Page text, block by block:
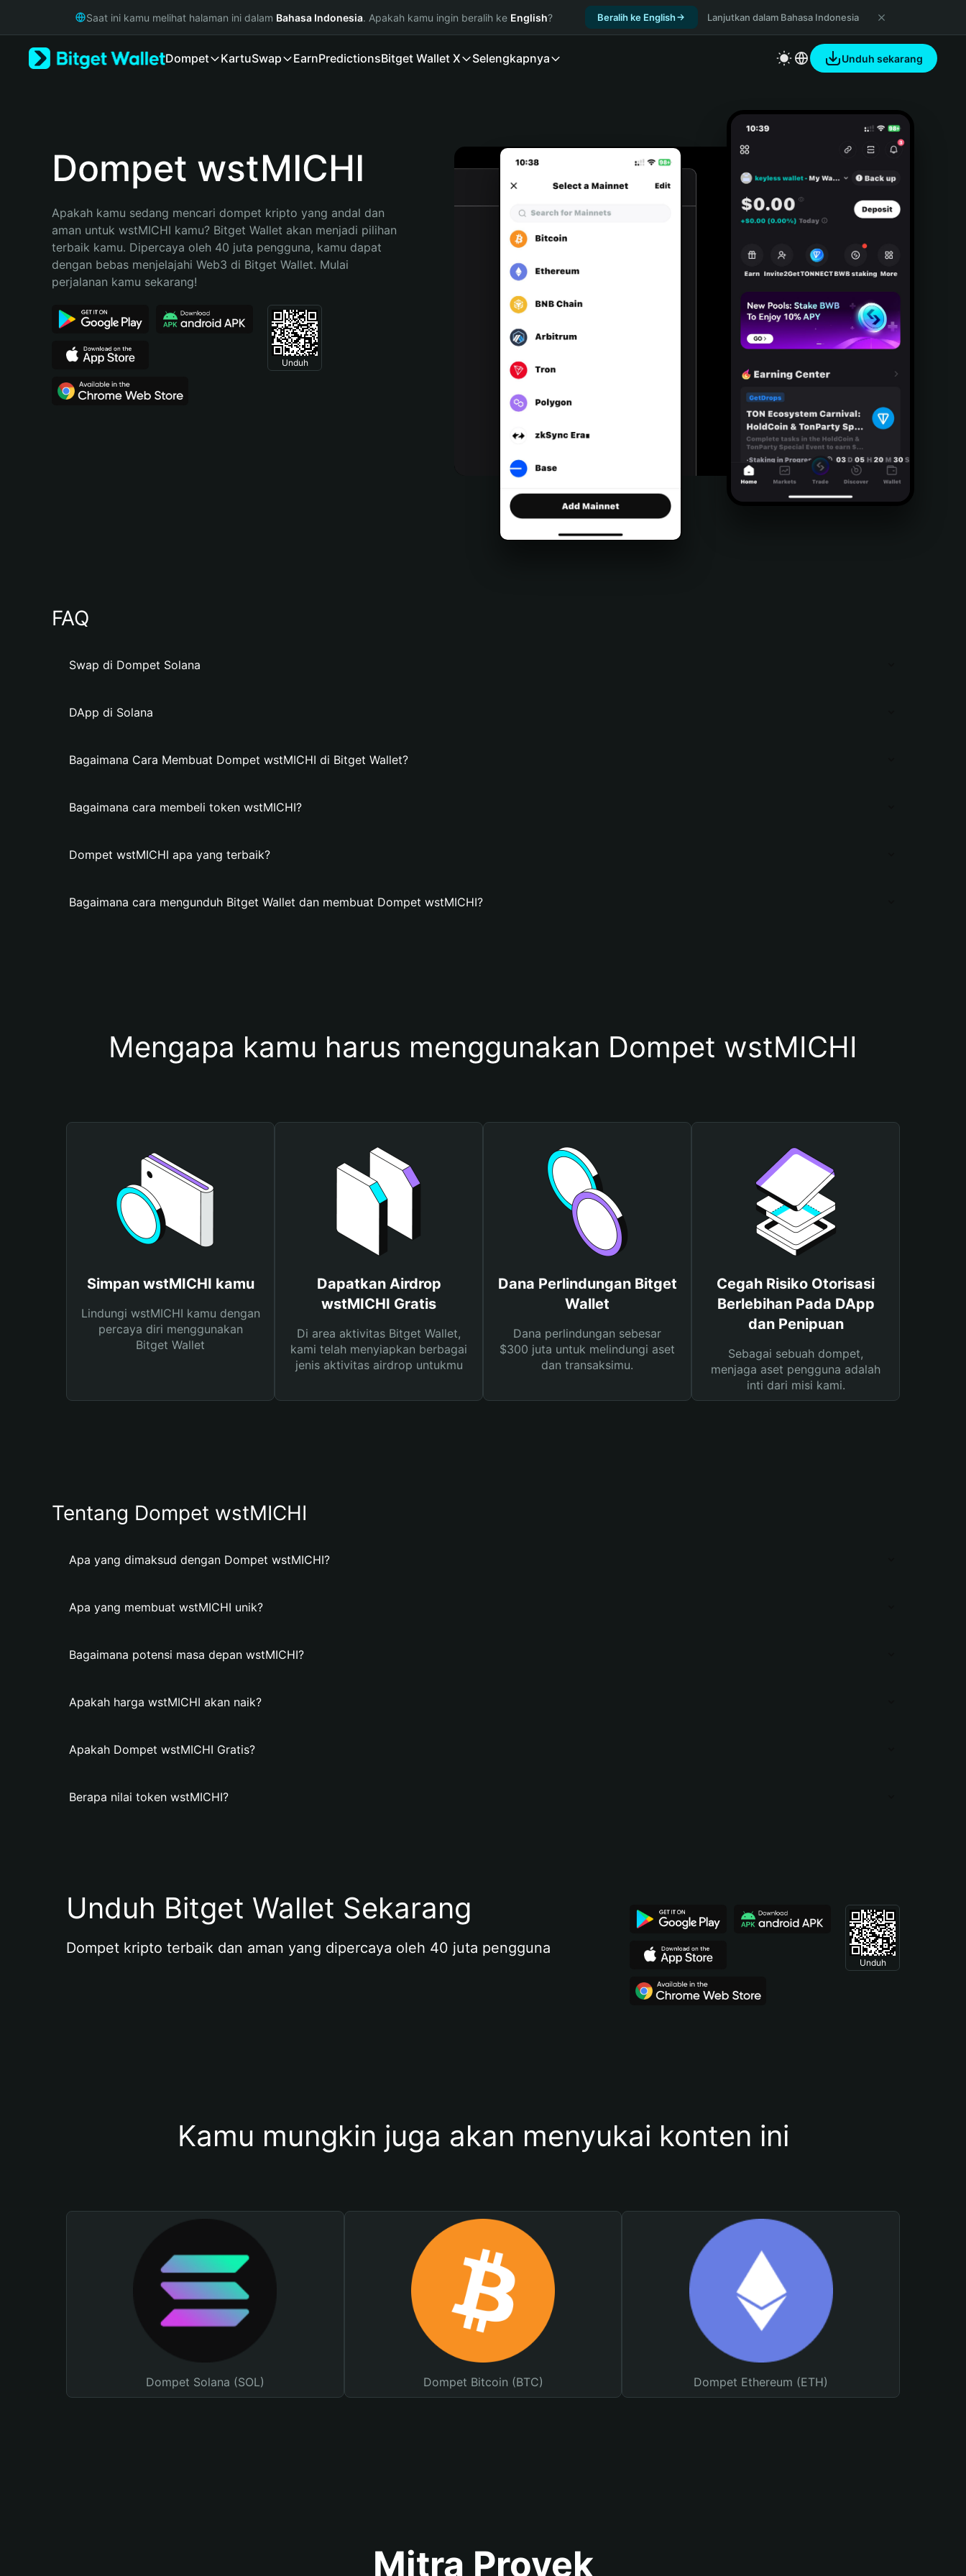
Русский
Bahasa Indonesia
Español (Argentina)
Saat ini kamu melihat halaman ini dalam Bahasa Indonesia. Apakah kamu ingin beralih ke English? Beralih ke English Lanjutkan dalam Bahasa Indonesia
Dompet KartuSwap EarnPredictionsBitget Wallet X Selengkapnya Unduh sekarang
Dompet wstMICHI
Apakah kamu sedang mencari dompet kripto yang andal dan
aman untuk wstMICHI kamu? Bitget Wallet akan menjadi pilihan
terbaik kamu. Dipercaya oleh 40 juta pengguna, kamu dapat
dengan bebas menjelajahi Web3 di Bitget Wallet. Mulai
perjalanan kamu sekarang!
Unduh
FAQ
Swap di Dompet Solana
DApp di Solana
Bagaimana Cara Membuat Dompet wstMICHI di Bitget Wallet?
Bagaimana cara membeli token wstMICHI?
Dompet wstMICHI apa yang terbaik?
Bagaimana cara mengunduh Bitget Wallet dan membuat Dompet wstMICHI?
Mengapa kamu harus menggunakan Dompet wstMICHI
Simpan wstMICHI kamu
Lindungi wstMICHI kamu dengan
percaya diri menggunakan
Bitget Wallet
Dapatkan Airdrop
wstMICHI Gratis
Di area aktivitas Bitget Wallet,
kami telah menyiapkan berbagai
jenis aktivitas airdrop untukmu
Dana Perlindungan Bitget
Wallet
Dana perlindungan sebesar
$300 juta untuk melindungi aset
dan transaksimu.
Cegah Risiko Otorisasi
Berlebihan Pada DApp
dan Penipuan
Sebagai sebuah dompet,
menjaga aset pengguna adalah
inti dari misi kami.
Tentang Dompet wstMICHI
Apa yang dimaksud dengan Dompet wstMICHI?
Apa yang membuat wstMICHI unik?
Bagaimana potensi masa depan wstMICHI?
Apakah harga wstMICHI akan naik?
Apakah Dompet wstMICHI Gratis?
Berapa nilai token wstMICHI?
Unduh Bitget Wallet Sekarang
Dompet kripto terbaik dan aman yang dipercaya oleh 40 juta pengguna
Unduh
Kamu mungkin juga akan menyukai konten ini
Dompet Solana (SOL) Dompet Bitcoin (BTC) Dompet Ethereum (ETH)
Mitra Proyek